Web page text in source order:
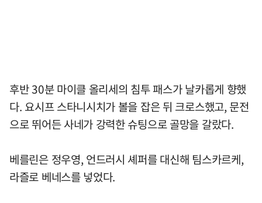
후반 30분 마이클 올리세의 침투 패스가 날카롭게 향했
다. 요시프 스타니시치가 볼을 잡은 뒤 크로스했고, 문전
으로 뛰어든 사네가 강력한 슈팅으로 골망을 갈랐다.
베를린은 정우영, 언드러시 셰퍼를 대신해 팀스카르케,
라즐로 베네스를 넣었다.